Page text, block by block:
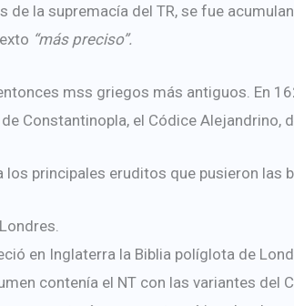
de la supremacía del TR, se fue
“más preciso”.
mss griegos más antiguos. En
Constantinopla, el Códice Alejandrino,
los principales eruditos que pusieron las
en Inglaterra la Biblia políglota de
contenía el NT con las variantes del